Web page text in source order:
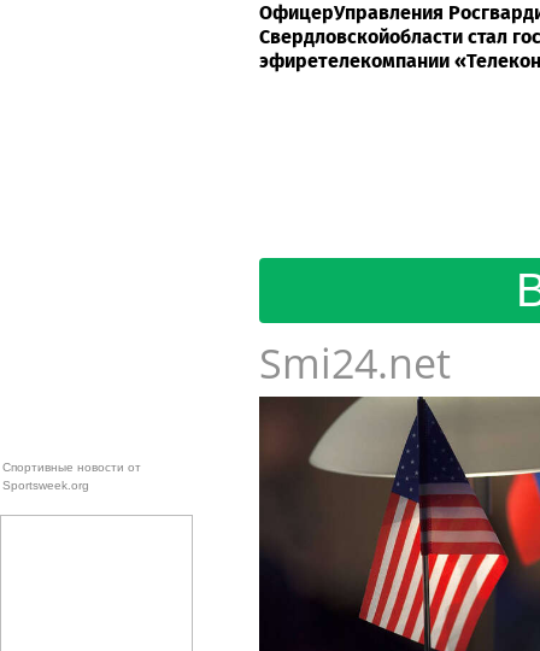
ОфицерУправления
Свердловскойобласти стал
эфиретелекомпании
Smi24.net
Спортивные новости от
Sportsweek.org